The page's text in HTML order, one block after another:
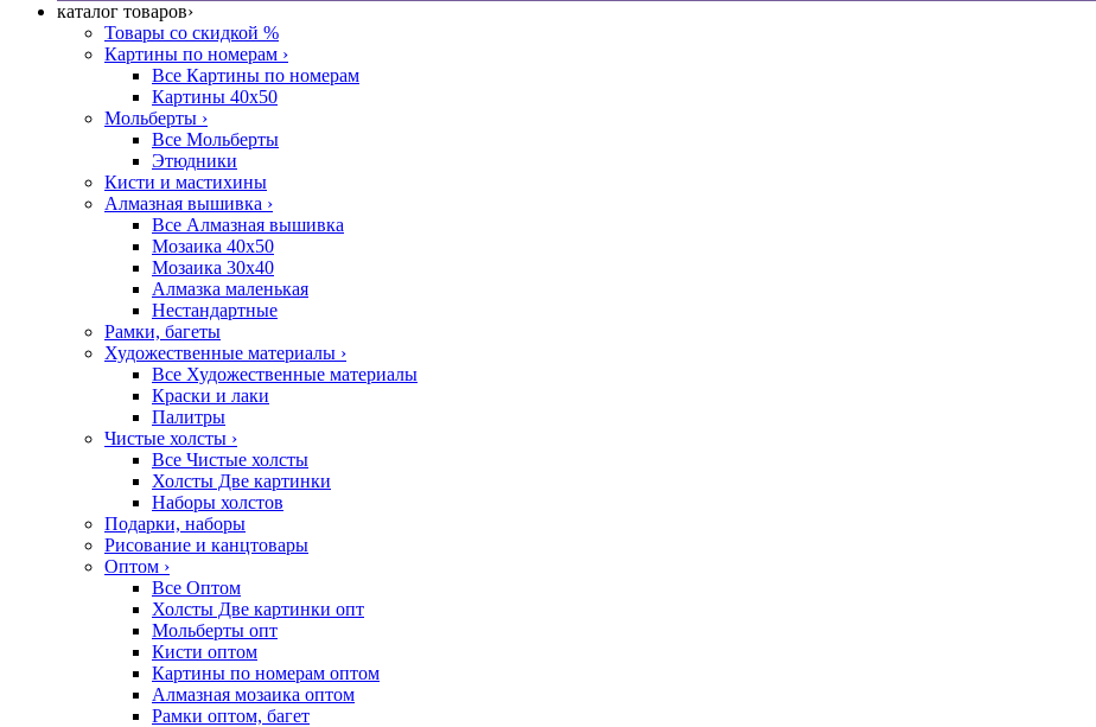
каталог товаров›
Товары со скидкой %
Картины по номерам ›
Все Картины по номерам
Картины 40x50
Мольберты ›
Все Мольберты
Этюдники
Кисти и мастихины
Алмазная вышивка ›
Все Алмазная вышивка
Мозаика 40x50
Мозаика 30x40
Алмазка маленькая
Нестандартные
Рамки, багеты
Художественные материалы ›
Все Художественные материалы
Краски и лаки
Палитры
Чистые холсты ›
Все Чистые холсты
Холсты Две картинки
Наборы холстов
Подарки, наборы
Рисование и канцтовары
Оптом ›
Все Оптом
Холсты Две картинки опт
Мольберты опт
Кисти оптом
Картины по номерам оптом
Алмазная мозаика оптом
Рамки оптом, багет